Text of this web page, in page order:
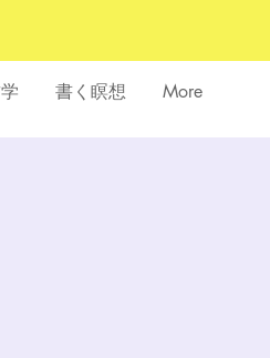
書く瞑想 More